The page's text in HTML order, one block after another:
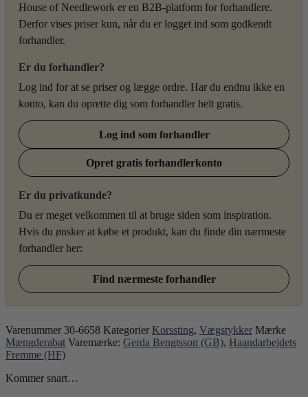
House of Needlework er en B2B-platform for forhandlere.
Derfor vises priser kun, når du er logget ind som godkendt
forhandler.
Er du forhandler?
Log ind for at se priser og lægge ordre. Har du endnu ikke en
konto, kan du oprette dig som forhandler helt gratis.
Log ind som forhandler
Opret gratis forhandlerkonto
Er du privatkunde?
Du er meget velkommen til at bruge siden som inspiration.
Hvis du ønsker at købe et produkt, kan du finde din nærmeste
forhandler her:
Find nærmeste forhandler
Varenummer 30-6658 Kategorier Korssting, Vægstykker Mærke
Mængderabat Varemærke: Gerda Bengtsson (GB), Haandarbejdets
Fremme (HF)
Kommer snart…